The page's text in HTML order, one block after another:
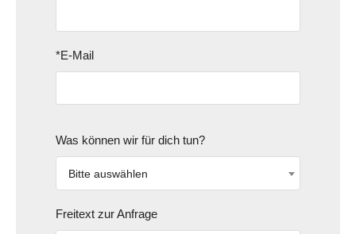
*E-Mail
Was können wir für dich tun?
Bitte auswählen
Freitext zur Anfrage